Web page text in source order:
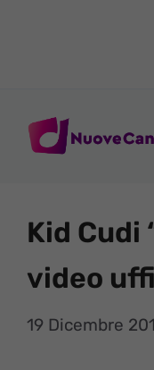
Kid Cudi
video
19 Dicembre